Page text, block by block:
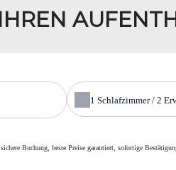
IHREN
1 Schlafzimmer / 2
Buchung, beste Preise garantiert, sofortige